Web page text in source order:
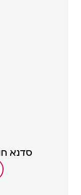
סדנא